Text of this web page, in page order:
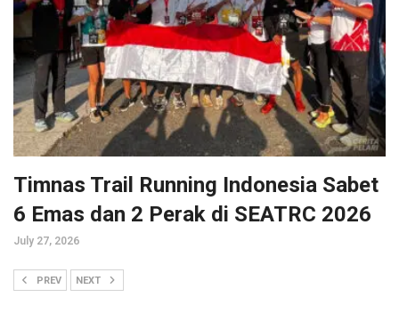
Timnas Trail Running Indonesia Sabet
6 Emas dan 2 Perak di SEATRC 2026
July 27, 2026
PREV NEXT